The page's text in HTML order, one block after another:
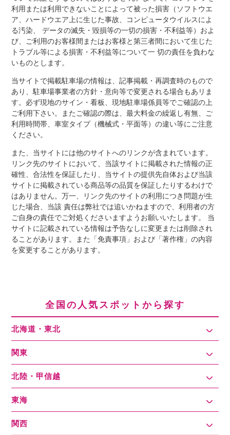
利用または利用できないことによって被った損害（ソフトウエ
ア、ハードウエア上に生じた事故、コンピュータウイルスによ
る汚染、 データの滅失・毀損等の一切の損害・不利益等）およ
び、ご利用のお客様間またはお客様と第三者間において生じた
トラブル等による損害・不利益等について一 切の責任を負わな
いものとします。
当サイトで掲載駐車場の情報は、記事掲載・再調査時のもので
あり、駐車場事業者の方針・意向等で変更される場合もあリま
す。必ず現地のサイン・看板、現地駐車場係員等でご確認の上
ご利用下さい。またご確認の際は、最大料金の繰返し有無、ご
利用時間帯、車室タイプ（機械式・平面等）の違い等にご注意
ください。
また、当サイトには他のサイトへのリンクが含まれています。
リンク先のサイトにおいて、当該サイトに掲載された情報の正
確性、合法性を保証したり、当サイトの提供先自体および当該
サイトに掲載されている商品等の品質を保証したりするわけで
はありません。万一、リンク先のサイトの利用につき問題が生
じた場合、当該 責任は弊社では追いかねますので、利用者の方
ご自身の責任でご対処くださいますようお願いいたします。 当
サイトに記載されている情報は予告なしに変更または削除され
ることがあります。また「免責事項」および「著作権」の内容
を変更することがあります。
全国の人気スポットから探す
北海道・東北
関東
北陸・甲信越
東海
関西